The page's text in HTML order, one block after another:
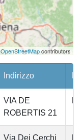
OpenStreetMapcontributors
Indirizzo
VIA DE
ROBERTIS 21
Via Dei Cerchi